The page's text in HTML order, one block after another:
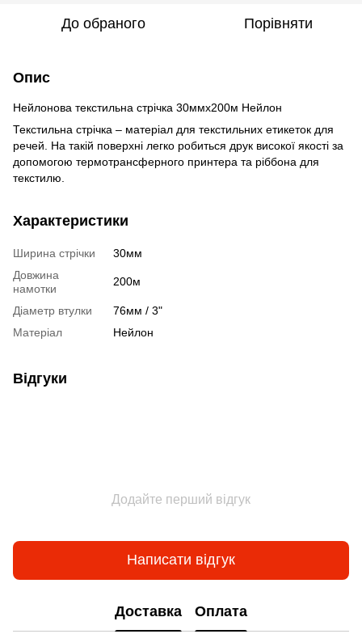
До обраного Порівняти
Опис
Нейлонова текстильна стрічка 30ммх200м Нейлон
Текстильна стрічка – матеріал для текстильних етикеток для
речей. На такій поверхні легко робиться друк високої якості за
допомогою термотрансферного принтера та ріббона для
текстилю.
Характеристики
Ширина стрічки
30мм
Довжина
намотки
200м
Діаметр втулки
76мм / 3"
Матеріал
Нейлон
Відгуки
Додайте перший відгук
Написати відгук
Доставка Оплата